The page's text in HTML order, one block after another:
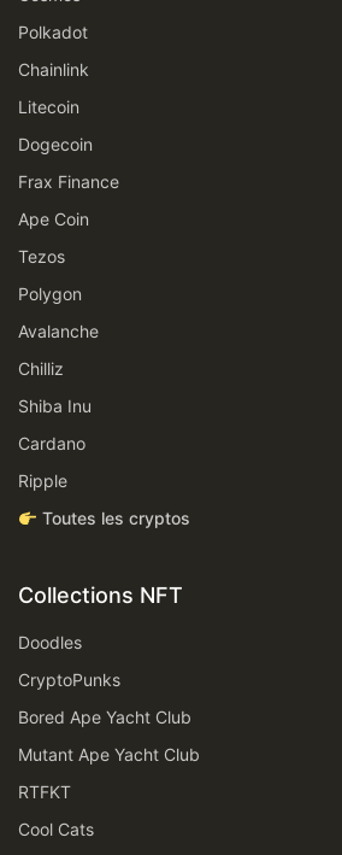
Polkadot
Chainlink
Litecoin
Dogecoin
Frax Finance
Ape Coin
Tezos
Polygon
Avalanche
Chilliz
Shiba Inu
Cardano
Ripple
Toutes les cryptos
Collections NFT
Doodles
CryptoPunks
Bored Ape Yacht Club
Mutant Ape Yacht Club
RTFKT
Cool Cats